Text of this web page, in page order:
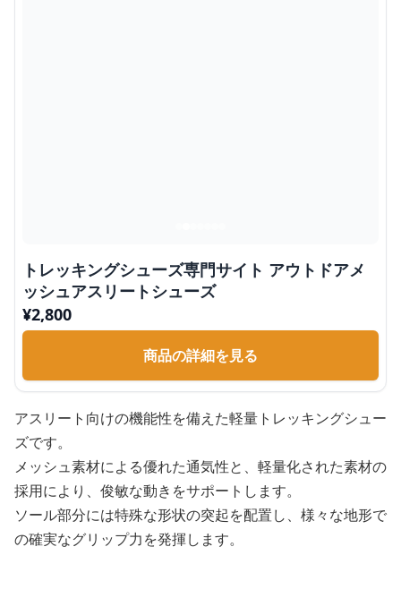
トレッキングシューズ専門サイト アウトドアメ
ッシュアスリートシューズ
¥2,800
商品の詳細を見る
アスリート向けの機能性を備えた軽量トレッキングシュー
ズです。
メッシュ素材による優れた通気性と、軽量化された素材の
採用により、俊敏な動きをサポートします。
ソール部分には特殊な形状の突起を配置し、様々な地形で
の確実なグリップ力を発揮します。